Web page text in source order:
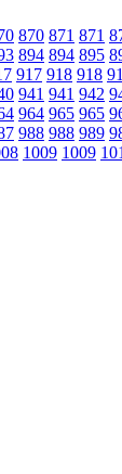
870 871 871
894 894 895
917 918 918
941 941 942
964 965 965
988 988 989
1009 1009